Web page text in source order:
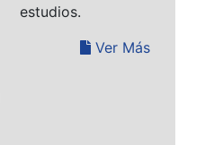
estudios.
Ver Más